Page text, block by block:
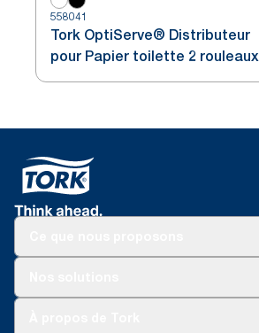
558041
Tork OptiServe® Distributeur
pour Papier toilette 2 rouleaux